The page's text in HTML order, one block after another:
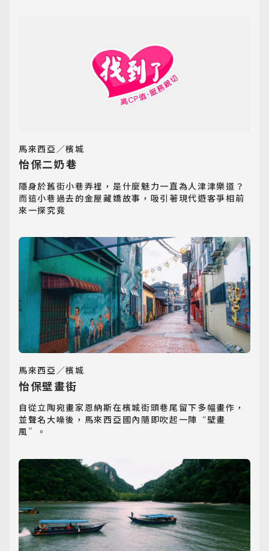
Announcement
馬來西亞／檳城
怡保二奶巷
隱身於舊街小巷弄裡，是什麼魅力一直為人津津樂道？
而這小巷過去的金屋藏嬌故事，吸引著現代遊客爭相前
來一探究竟
馬來西亞／檳城
怡保壁畫街
自從立陶宛畫家恩納斯在檳城街頭巷尾留下多幅畫作，
並聲名大噪後，馬來西亞國內隨即吹起一陣“壁畫
風”。